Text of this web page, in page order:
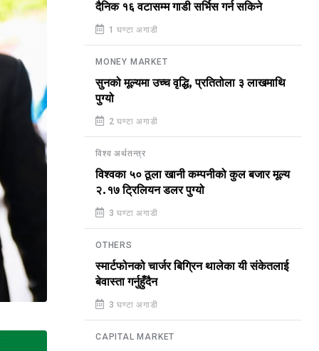
दैनिक १६ वटासम्म गाडी सर्भिस गर्न सकिने
1 घण्टा अगाडी
MONEY MARKET
सुनको मूल्यमा उच्च वृद्धि, प्रतितोला ३ लाखमाथि
पुग्यो
2 घण्टा अगाडी
विश्व अर्थतन्त्र
विश्वका ५० ठूला खानी कम्पनीको कुल बजार मूल्य
२.१७ ट्रिलियन डलर पुग्यो
3 घण्टा अगाडी
OTHERS
स्मार्टफोनको चार्जर बिग्रिन थालेका यी संकेतलाई
बेवास्ता गर्नुहुँदैन
3 घण्टा अगाडी
CAPITAL MARKET